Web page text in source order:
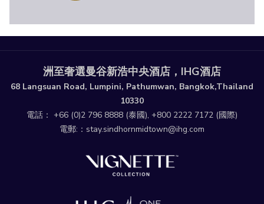
洲至奢選曼谷新浩中央酒店，IHG酒店
68 Langsuan Road, Lumpini, Pathumwan, Bangkok,Thailand
10330
電話： +66 (0)2 796 8888 (泰國), +800 2222 7172 (國際)
電郵:： stay.sindhornmidtown@ihg.com